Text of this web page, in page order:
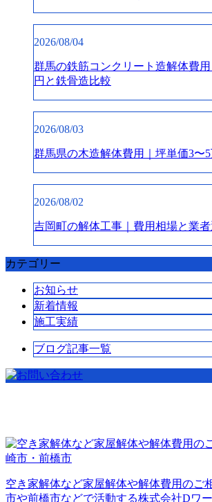
2026/08/04
群馬の鉄筋コンクリート造解体費
円と鉄骨造比較
2026/08/03
群馬県の木造解体費用｜坪単価3〜
2026/08/02
吉岡町の解体工事｜費用相場と業
カテゴリー
お知らせ
新着情報
施工実績
ブログ記事一覧
空き家解体など家屋解体や解体費用のご
市や前橋市などで活動する株式会社Dワ